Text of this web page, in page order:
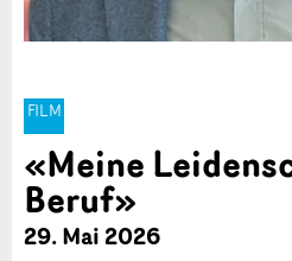
FILM
«Meine
Beruf»
29. Mai 2026